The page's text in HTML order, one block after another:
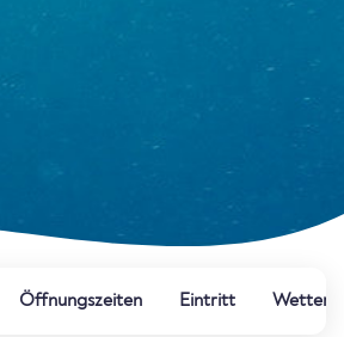
Öffnungszeiten Eintritt Wetter